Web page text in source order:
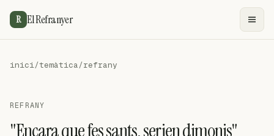
R El Refranyer
inici/temàtica/refrany
REFRANY
"Encara que fes sants, serien dimonis"